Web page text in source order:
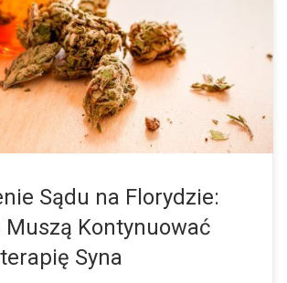
synowi medyczną marihuanę. Teraz
Sąd na Florydzie orzekł, że chemioterapia
chorego na raka musi być kontynuowana –
W kwietniu u dziecka zdiagnozowano
Lekarze stosowali u chłopca
Sądu na Florydzie:
Muszą Kontynuować
Syna